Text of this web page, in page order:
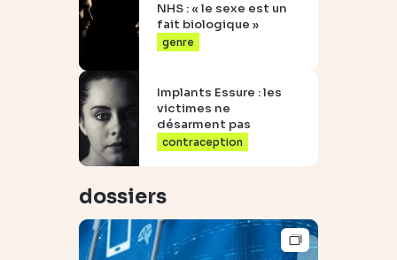
NHS : « le sexe est un
fait biologique »
genre
Implants Essure : les
victimes ne
désarment pas
contraception
dossiers